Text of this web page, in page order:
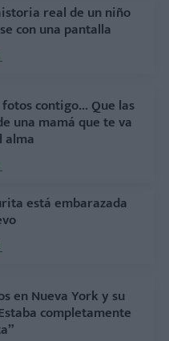
real de un niño
con una pantalla
contigo... Que las
una mamá que te va
alma
está embarazada
en Nueva York y su
completamente